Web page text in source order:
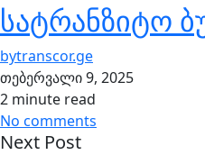
სატრანზიტო
bytranscor.ge
თებერვალი 9, 2025
2 minute read
No comments
Next Post